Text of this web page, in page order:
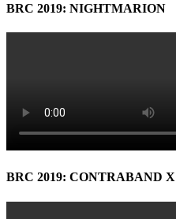
BRC 2019: NIGHTMARION
BRC 2019: CONTRABAND X